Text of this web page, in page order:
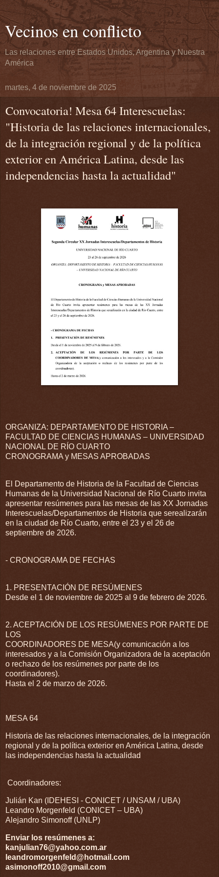
Vecinos en conflicto
Las relaciones entre Estados Unidos, Argentina y Nuestra
América
martes, 4 de noviembre de 2025
Convocatoria! Mesa 64 Interescuelas:
"Historia de las relaciones internacionales,
de la integración regional y de la política
exterior en América Latina, desde las
independencias hasta la actualidad"
ORGANIZA: DEPARTAMENTO DE HISTORIA –
FACULTAD DE CIENCIAS HUMANAS – UNIVERSIDAD
NACIONAL DE RÍO CUARTO
CRONOGRAMA y MESAS APROBADAS
El Departamento de Historia de la Facultad de Ciencias
Humanas de la Universidad Nacional de Río Cuarto invita
apresentar resúmenes para las mesas de las XX Jornadas
Interescuelas/Departamentos de Historia que serealizarán
en la ciudad de Río Cuarto, entre el 23 y el 26 de
septiembre de 2026.
- CRONOGRAMA DE FECHAS
1. PRESENTACIÓN DE RESÚMENES
Desde el 1 de noviembre de 2025 al 9 de febrero de 2026.
2. ACEPTACIÓN DE LOS RESÚMENES POR PARTE DE
LOS
COORDINADORES DE MESA(y comunicación a los
interesados y a la Comisión Organizadora de la aceptación
o rechazo de los resúmenes por parte de los
coordinadores).
Hasta el 2 de marzo de 2026.
MESA 64
Historia de las relaciones internacionales, de la integración
regional y de la política exterior en América Latina, desde
las independencias hasta la actualidad
Coordinadores:
Julián Kan (IDEHESI - CONICET / UNSAM / UBA)
Leandro Morgenfeld (CONICET – UBA)
Alejandro Simonoff (UNLP)
Enviar los resúmenes a:
kanjulian76@yahoo.com.ar
leandromorgenfeld@hotmail.com
asimonoff2010@gmail.com